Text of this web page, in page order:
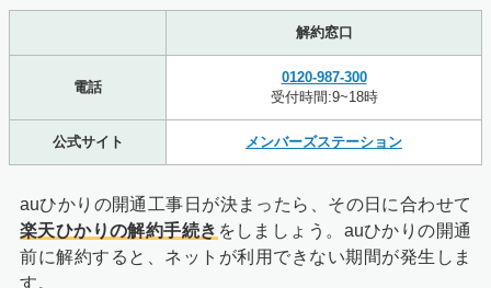
解約窓口
電話
0120-987-300
受付時間:9~18時
公式サイト メンバーズステーション
auひかりの開通工事日が決まったら、その日に合わせて
楽天ひかりの解約手続き をしましょう。auひかりの開通
前に解約すると、ネットが利用できない期間が発生しま
す。